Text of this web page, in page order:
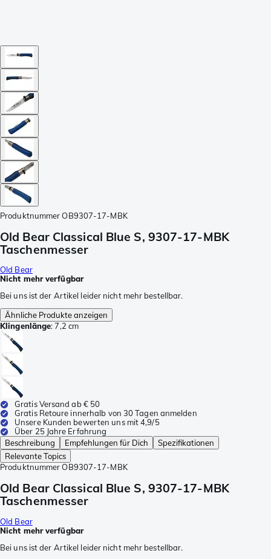
Produktnummer OB9307-17-MBK
Old Bear Classical Blue S, 9307-17-MBK
Taschenmesser
Old Bear
Nicht mehr verfügbar
Bei uns ist der Artikel leider nicht mehr bestellbar.
Ähnliche Produkte anzeigen
Klingenlänge:7,2 cm
Gratis Versand ab € 50
Gratis Retoure innerhalb von 30 Tagen anmelden
Unsere Kunden bewerten uns mit 4,9/5
Über 25 Jahre Erfahrung
Beschreibung
Empfehlungen für Dich
Spezifikationen
Relevante Topics
Produktnummer OB9307-17-MBK
Old Bear Classical Blue S, 9307-17-MBK
Taschenmesser
Old Bear
Nicht mehr verfügbar
Bei uns ist der Artikel leider nicht mehr bestellbar.